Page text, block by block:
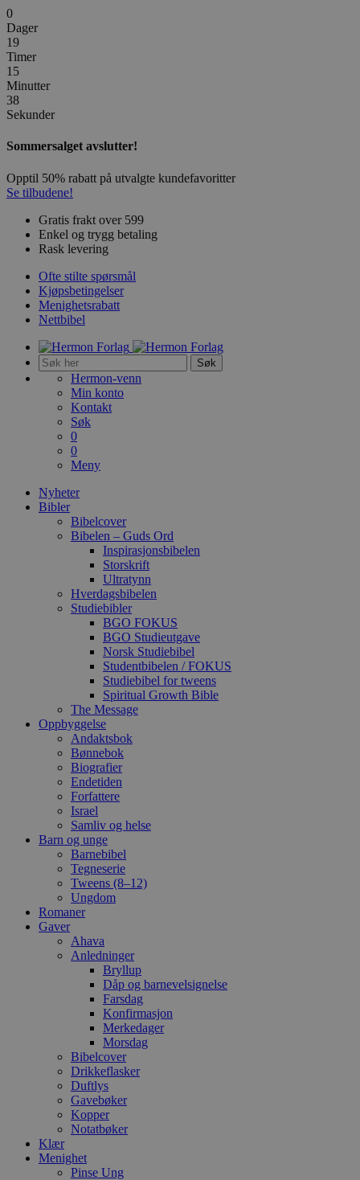
0
Dager
19
Timer
15
Minutter
38
Sekunder
Sommersalget avslutter!
Opptil 50% rabatt på utvalgte kundefavoritter
Se tilbudene!
Gratis frakt over 599
Enkel og trygg betaling
Rask levering
Ofte stilte spørsmål
Kjøpsbetingelser
Menighetsrabatt
Nettbibel
Søk
Hermon-venn
Min konto
Kontakt
Søk
0
0
Meny
Nyheter
Bibler
Bibelcover
Bibelen – Guds Ord
Inspirasjonsbibelen
Storskrift
Ultratynn
Hverdagsbibelen
Studiebibler
BGO FOKUS
BGO Studieutgave
Norsk Studiebibel
Studentbibelen / FOKUS
Studiebibel for tweens
Spiritual Growth Bible
The Message
Oppbyggelse
Andaktsbok
Bønnebok
Biografier
Endetiden
Forfattere
Israel
Samliv og helse
Barn og unge
Barnebibel
Tegneserie
Tweens (8–12)
Ungdom
Romaner
Gaver
Ahava
Anledninger
Bryllup
Dåp og barnevelsignelse
Farsdag
Konfirmasjon
Merkedager
Morsdag
Bibelcover
Drikkeflasker
Duftlys
Gavebøker
Kopper
Notatbøker
Klær
Menighet
Pinse Ung